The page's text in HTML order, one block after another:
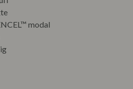
modal